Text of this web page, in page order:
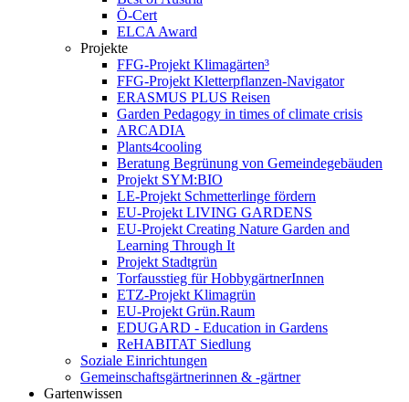
Ö-Cert
ELCA Award
Projekte
FFG-Projekt Klimagärten³
FFG-Projekt Kletterpflanzen-Navigator
ERASMUS PLUS Reisen
Garden Pedagogy in times of climate crisis
ARCADIA
Plants4cooling
Beratung Begrünung von Gemeindegebäuden
Projekt SYM:BIO
LE-Projekt Schmetterlinge fördern
EU-Projekt LIVING GARDENS
EU-Projekt Creating Nature Garden and
Learning Through It
Projekt Stadtgrün
Torfausstieg für HobbygärtnerInnen
ETZ-Projekt Klimagrün
EU-Projekt Grün.Raum
EDUGARD - Education in Gardens
ReHABITAT Siedlung
Soziale Einrichtungen
Gemeinschaftsgärtnerinnen & -gärtner
Gartenwissen